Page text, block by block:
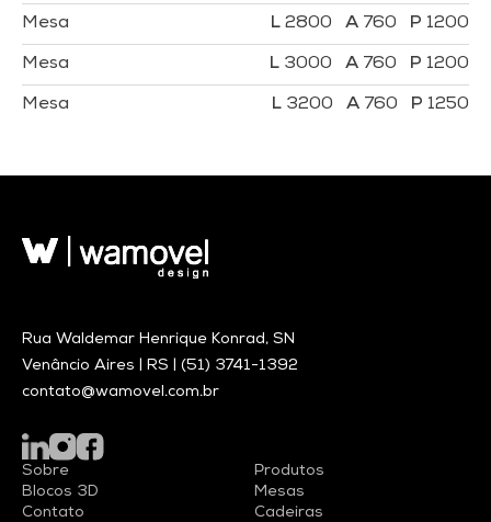
Mesa 2800 760 1200
Mesa 3000 760 1200
Mesa 3200 760 1250
Rua Waldemar Henrique Konrad, SN
Venâncio Aires | RS | (51) 3741-1392
contato@wamovel.com.br
Sobre
Blocos 3D
Contato
Produtos
Mesas
Cadeiras